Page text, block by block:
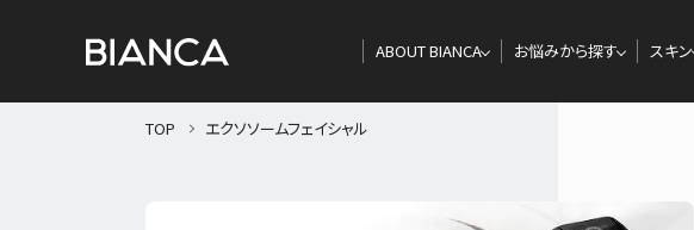
ABOUT BIANCA お悩みから探す スキン
TOP エクソソームフェイシャル